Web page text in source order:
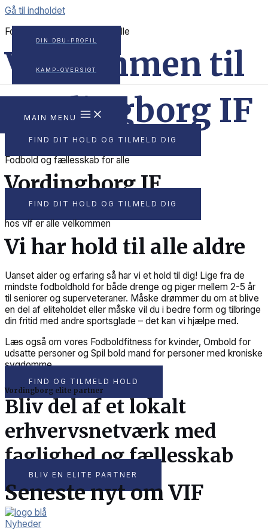
Gå til indholdet
DIN DBU-PROFIL
KAMP-OVERSIGT
MAIN MENU
Fodbold og fællesskab for alle
Velkommen til
Vordingborg IF
FIND DIT HOLD OG TILMELD DIG
Fodbold og fællesskab for alle
Vordingborg IF
FIND DIT HOLD OG TILMELD DIG
hos vif er alle velkommen
Vi har hold til alle aldre
Uanset alder og erfaring så har vi et hold til dig! Lige fra de
mindste fodboldhold for både drenge og piger mellem 2-5 år
til seniorer og superveteraner. Måske drømmer du om at blive
en del af eliteholdet eller måske vil du i bedre form og tilbringe
din fritid med andre sportsglade – det kan vi hjælpe med.
Læs også om vores Fodboldfitness for kvinder, Ombold for
udsatte personer og Spil bold mand for personer med kroniske
sygdomme.
FIND OG TILMELD HOLD
Vordingborg elite partner
Bliv del af et lokalt
erhvervsnetværk med
faglighed og fællesskab
BLIV EN ELITE PARTNER
Seneste nyt om VIF
Nyheder